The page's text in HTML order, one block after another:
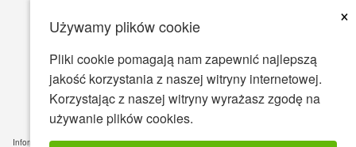
Używamy plików cookie
×
Pliki cookie pomagają nam zapewnić najlepszą
jakość korzystania z naszej witryny internetowej.
Korzystając z naszej witryny wyrażasz zgodę na
używanie plików cookies.
Dostępność Warunki Użytkowania Polityka prywatności
Polityka bezpieczeństwa
© Copyright 2001-2026 BIOVEA. Wszystkie Prawa Zastrzeżone.
Informacje zawarte na tej stronie są przeznaczone tylko dla Twojej wiedzy ogólnej i nie jest